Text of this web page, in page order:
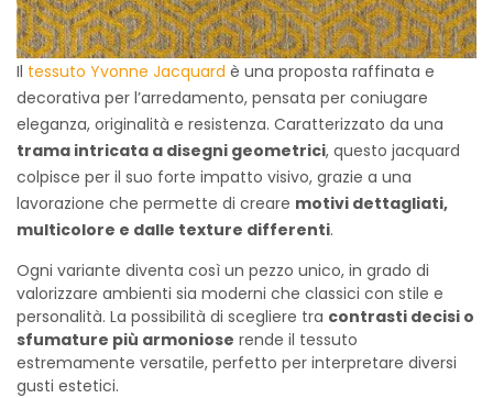
Il tessuto Yvonne Jacquard è una proposta raffinata e
decorativa per l’arredamento, pensata per coniugare
eleganza, originalità e resistenza. Caratterizzato da una
trama intricata a disegni geometrici, questo jacquard
colpisce per il suo forte impatto visivo, grazie a una
lavorazione che permette di creare motivi dettagliati,
multicolore e dalle texture differenti.
Ogni variante diventa così un pezzo unico, in grado di
valorizzare ambienti sia moderni che classici con stile e
personalità. La possibilità di scegliere tra contrasti decisi o
sfumature più armoniose rende il tessuto
estremamente versatile, perfetto per interpretare diversi
gusti estetici.